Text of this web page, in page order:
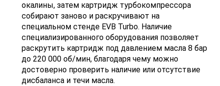
окалины, затем картридж турбокомпрессора
собирают заново и раскручивают на
специальном стенде EVB Turbo. Наличие
специализированного оборудования позволяет
раскрутить картридж под давлением масла 8 бар
до 220 000 об/мин, благодаря чему можно
достоверно проверить наличие или отсутствие
дисбаланса и течи масла.